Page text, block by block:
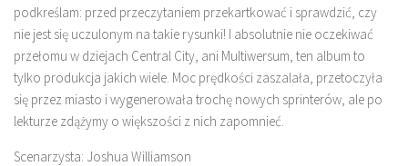
podkreślam: przed przeczytaniem przekartkować i sprawdzić, czy
nie jest się uczulonym na takie rysunki! I absolutnie nie oczekiwać
przełomu w dziejach Central City, ani Multiwersum, ten album to
tylko produkcja jakich wiele. Moc prędkości zaszalała, przetoczyła
się przez miasto i wygenerowała trochę nowych sprinterów, ale po
lekturze zdążymy o większości z nich zapomnieć.
Scenarzysta: Joshua Williamson